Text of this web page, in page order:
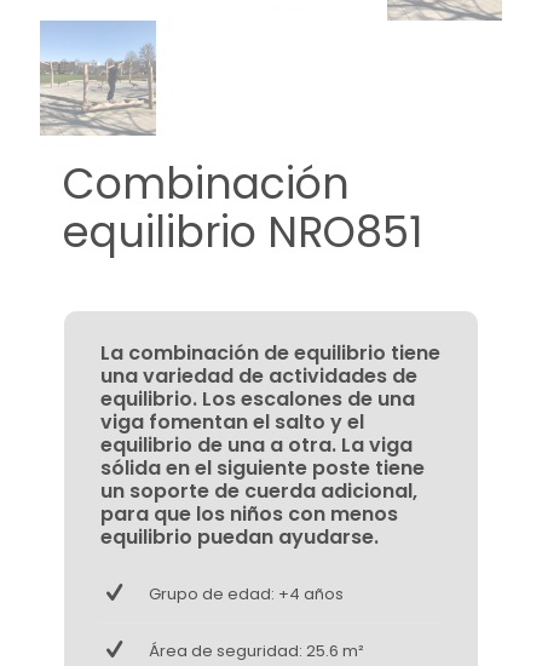
Combinación
equilibrio NRO851
La combinación de equilibrio tiene
una variedad de actividades de
equilibrio. Los escalones de una
viga fomentan el salto y el
equilibrio de una a otra. La viga
sólida en el siguiente poste tiene
un soporte de cuerda adicional,
para que los niños con menos
equilibrio puedan ayudarse.
Grupo de edad: +4 años
Área de seguridad: 25.6 m²